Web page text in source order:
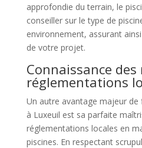
approfondie du terrain, le
conseiller sur le type de
environnement, assurant
de votre projet.
Connaissance
réglementations
Un autre avantage majeur de
à Luxeuil est sa parfaite
réglementations locales en
piscines. En respectant